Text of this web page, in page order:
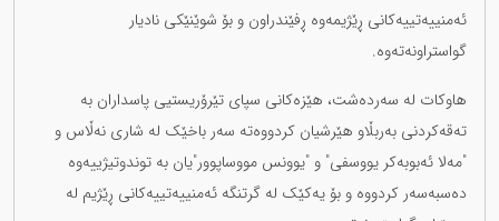
ئەمنییەتییەکانی ڕێژیمەوە ڕفێندراون و بۆ شوێنێکی نادیار
گواستراونەتەوە.
هاوکات لە سەردەشت، هێزەکانی سپای تێرۆریستیی پاسداران بە
تەقەکردنی بەربڵاو هێرشیان کردووەتە سەر باخێک لە شاری نەڵاس و
"مەلا ئەبوبەکر یووسفی" و "یوونس مووساپوور"یان بە توندوتیژییەوە
دەسبەسەر کردووە و بۆ یەکێک لە گرتنگە ئەمنییەتییەکانی ڕێژیم لە